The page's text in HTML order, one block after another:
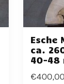
Esche
ca.
40-48
€400,00